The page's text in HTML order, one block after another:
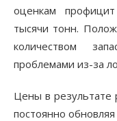
оценкам
тысячи тонн.
количеством
проблемами из-за
Цены в результате
постоянно